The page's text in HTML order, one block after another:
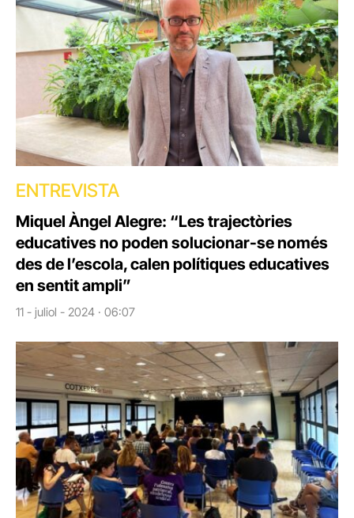
ENTREVISTA
Miquel Àngel Alegre: “Les trajectòries
educatives no poden solucionar-se només
des de l’escola, calen polítiques educatives
en sentit ampli”
11 - juliol - 2024 · 06:07